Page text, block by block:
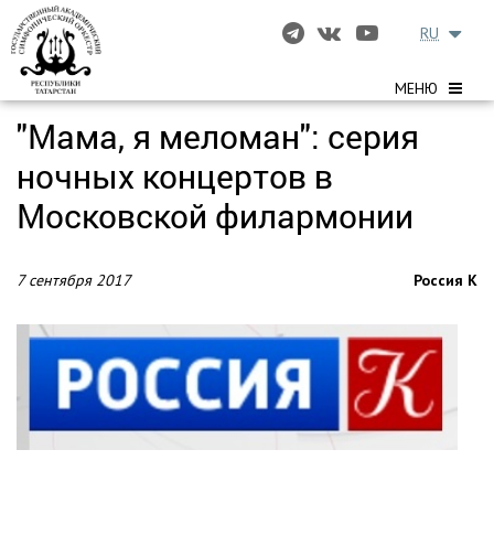
МЕНЮ
RU
"Мама, я меломан": серия
ночных концертов в
Московской филармонии
7 сентября 2017 Россия К